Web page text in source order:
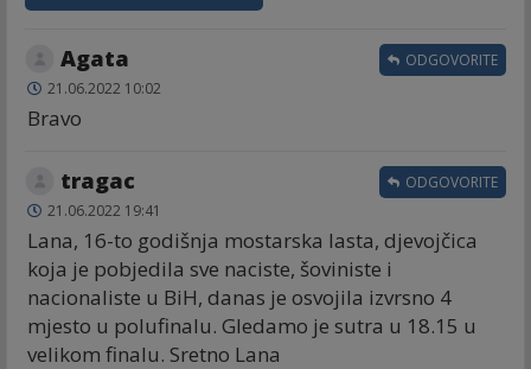
Agata
21.06.2022 10:02
Bravo
ODGOVORITE
tragac
21.06.2022 19:41
Lana, 16-to godišnja mostarska lasta, djevojčica
koja je pobjedila sve naciste, šoviniste i
nacionaliste u BiH, danas je osvojila izvrsno 4
mjesto u polufinalu. Gledamo je sutra u 18.15 u
velikom finalu. Sretno Lana
ODGOVORITE